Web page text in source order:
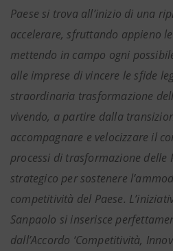
Paese si trova all’inizio di una
accelerare, sfruttando appieno
mettendo in campo ogni
alle imprese di vincere le sfide
straordinaria trasformazione
vivendo, a partire dalla
accompagnare e velocizzare il
processi di trasformazione delle
strategico per sostenere
competitività del Paese.
Sanpaolo si inserisce
dall’Accordo ‘Competitività,